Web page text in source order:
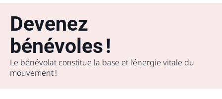
Devenez
bénévoles !
Le bénévolat constitue la base et l’énergie vitale du
mouvement !